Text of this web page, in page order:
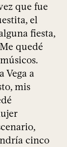
que fue
el
fiesta,
quedé
Vega a
mis
cinco